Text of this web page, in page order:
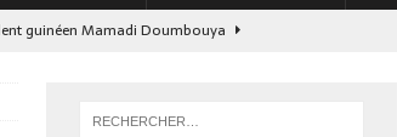
guinéen Mamadi Doumbouya